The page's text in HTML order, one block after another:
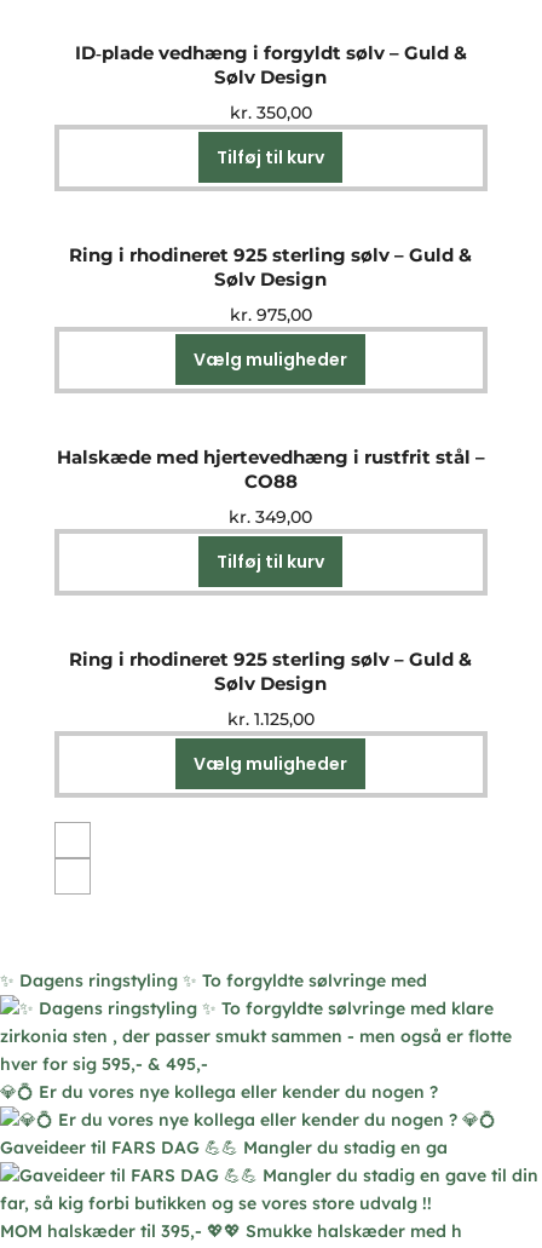
ID‑plade vedhæng i forgyldt sølv – Guld &
Sølv Design
kr.350,00
Tilføj til kurv
Ring i rhodineret 925 sterling sølv – Guld &
Sølv Design
kr.975,00
Vælg muligheder
vare
varianter.
kan
Halskæde med hjertevedhæng i rustfrit stål –
CO88
kr. 349,00
Tilføj til kurv
Ring i rhodineret 925 sterling sølv – Guld &
Sølv Design
kr.1.125,00
Vælg muligheder
vare
på
varesiden
✨ Dagens ringstyling ✨ To forgyldte sølvringe med
💎💍 Er du vores nye kollega eller kender du nogen ?
Gaveideer til FARS DAG 💪💪 Mangler du stadig en ga
MOM halskæder til 395,- 💖💖 Smukke halskæder med h